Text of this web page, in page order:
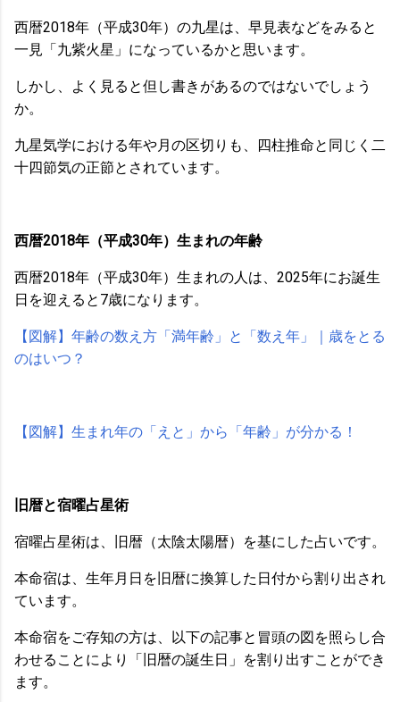
西暦2018年（平成30年）の九星は、早見表などをみると
一見「九紫火星」になっているかと思います。
しかし、よく見ると但し書きがあるのではないでしょう
か。
九星気学における年や月の区切りも、四柱推命と同じく二
十四節気の正節とされています。
西暦2018年（平成30年）生まれの年齢
西暦2018年（平成30年）生まれの人は、2025年にお誕生
日を迎えると7歳になります。
【図解】年齢の数え方「満年齢」と「数え年」｜歳をとる
のはいつ？
【図解】生まれ年の「えと」から「年齢」が分かる！
旧暦と宿曜占星術
宿曜占星術は、旧暦（太陰太陽暦）を基にした占いです。
本命宿は、生年月日を旧暦に換算した日付から割り出され
ています。
本命宿をご存知の方は、以下の記事と冒頭の図を照らし合
わせることにより「旧暦の誕生日」を割り出すことができ
ます。